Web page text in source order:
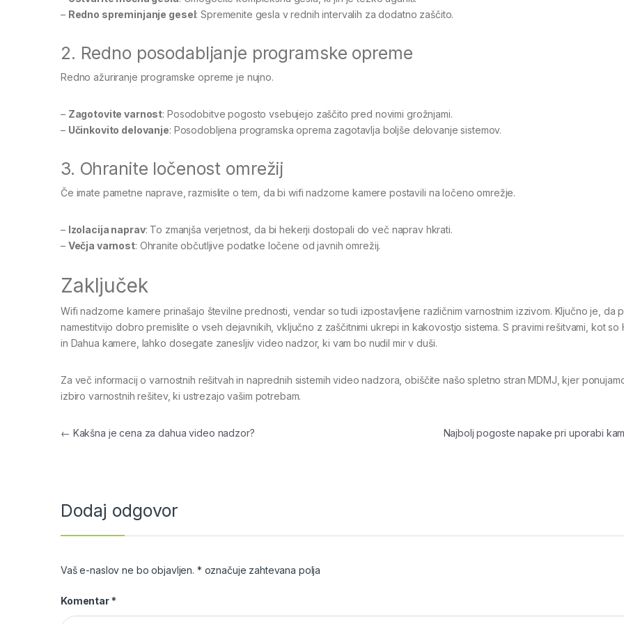
– Redno spreminjanje gesel: Spremenite gesla v rednih intervalih za dodatno zaščito.
2. Redno posodabljanje programske opreme
Redno ažuriranje programske opreme je nujno.
– Zagotovite varnost: Posodobitve pogosto vsebujejo zaščito pred novimi grožnjami.
– Učinkovito delovanje: Posodobljena programska oprema zagotavlja boljše delovanje sistemov.
3. Ohranite ločenost omrežij
Če imate pametne naprave, razmislite o tem, da bi wifi nadzorne kamere postavili na ločeno omrežje.
– Izolacija naprav: To zmanjša verjetnost, da bi hekerji dostopali do več naprav hkrati.
– Večja varnost: Ohranite občutljive podatke ločene od javnih omrežij.
Zaključek
Wifi nadzorne kamere prinašajo številne prednosti, vendar so tudi izpostavljene različnim varnostnim izzivom. Ključno je, da
namestitvijo dobro premislite o vseh dejavnikih, vključno z zaščitnimi ukrepi in kakovostjo sistema. S pravimi rešitvami, kot so
in Dahua kamere, lahko dosegate zanesljiv video nadzor, ki vam bo nudil mir v duši.
Za več informacij o varnostnih rešitvah in naprednih sistemih video nadzora, obiščite našo spletno stran MDMJ, kjer
izbiro varnostnih rešitev, ki ustrezajo vašim potrebam.
Navigacija prispevka
← Kakšna je cena za dahua video nadzor? Najbolj pogoste napake pri uporabi
Dodaj odgovor
Vaš e-naslov ne bo objavljen. * označuje zahtevana polja
Komentar *